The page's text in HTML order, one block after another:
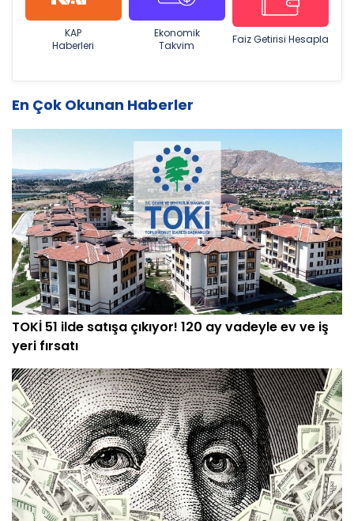
KAP
Haberleri
Ekonomik
Takvim
Faiz Getirisi Hesapla
En Çok Okunan Haberler
TOKİ 51 ilde satışa çıkıyor! 120 ay vadeyle ev ve iş
yeri fırsatı